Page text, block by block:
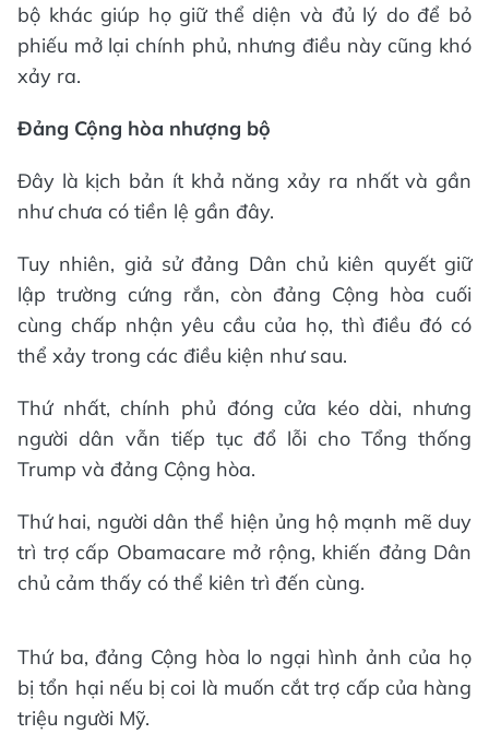
bộ khác giúp họ giữ thể diện và đủ lý do để bỏ
phiếu mở lại chính phủ, nhưng điều này cũng khó
xảy ra.
Đảng Cộng hòa nhượng bộ
Đây là kịch bản ít khả năng xảy ra nhất và gần
như chưa có tiền lệ gần đây.
Tuy nhiên, giả sử đảng Dân chủ kiên quyết giữ
lập trường cứng rắn, còn đảng Cộng hòa cuối
cùng chấp nhận yêu cầu của họ, thì điều đó có
thể xảy trong các điều kiện như sau.
Thứ nhất, chính phủ đóng cửa kéo dài, nhưng
người dân vẫn tiếp tục đổ lỗi cho Tổng thống
Trump và đảng Cộng hòa.
Thứ hai, người dân thể hiện ủng hộ mạnh mẽ duy
trì trợ cấp Obamacare mở rộng, khiến đảng Dân
chủ cảm thấy có thể kiên trì đến cùng.
Thứ ba, đảng Cộng hòa lo ngại hình ảnh của họ
bị tổn hại nếu bị coi là muốn cắt trợ cấp của hàng
triệu người Mỹ.